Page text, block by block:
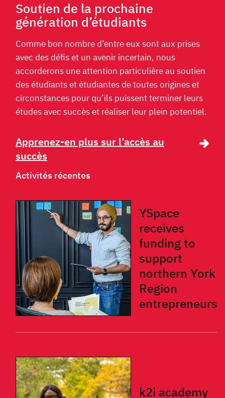
Soutien de la prochaine
génération d’étudiants
Comme bon nombre d’entre eux sont aux prises
avec des défis et un avenir incertain, nous
accorderons une attention particulière au soutien
des étudiants et étudiantes de toutes origines et
circonstances pour qu’ils puissent terminer leurs
études avec succès et réaliser leur plein potentiel.
Apprenez-en plus sur l’accès au
succès
Activités récentes
YSpace
receives
funding to
support
northern York
Region
entrepreneurs
k2i academy